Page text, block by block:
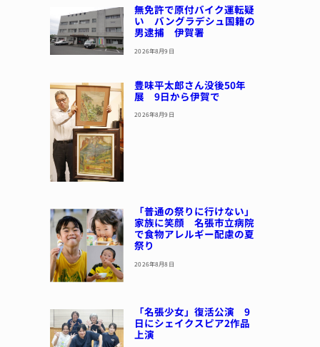
無免許で原付バイク運転疑
い バングラデシュ国籍の
男逮捕 伊賀署
2026年8月9日
豊味平太郎さん没後50年
展 9日から伊賀で
2026年8月9日
「普通の祭りに行けない」
家族に笑顔 名張市立病院
で食物アレルギー配慮の夏
祭り
2026年8月8日
「名張少女」復活公演 9
日にシェイクスピア2作品
上演